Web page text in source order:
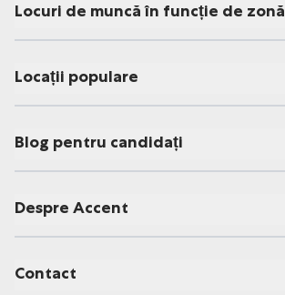
Locuri de muncă în funcție de zonă
Locații populare
Blog pentru candidați
Despre Accent
Contact